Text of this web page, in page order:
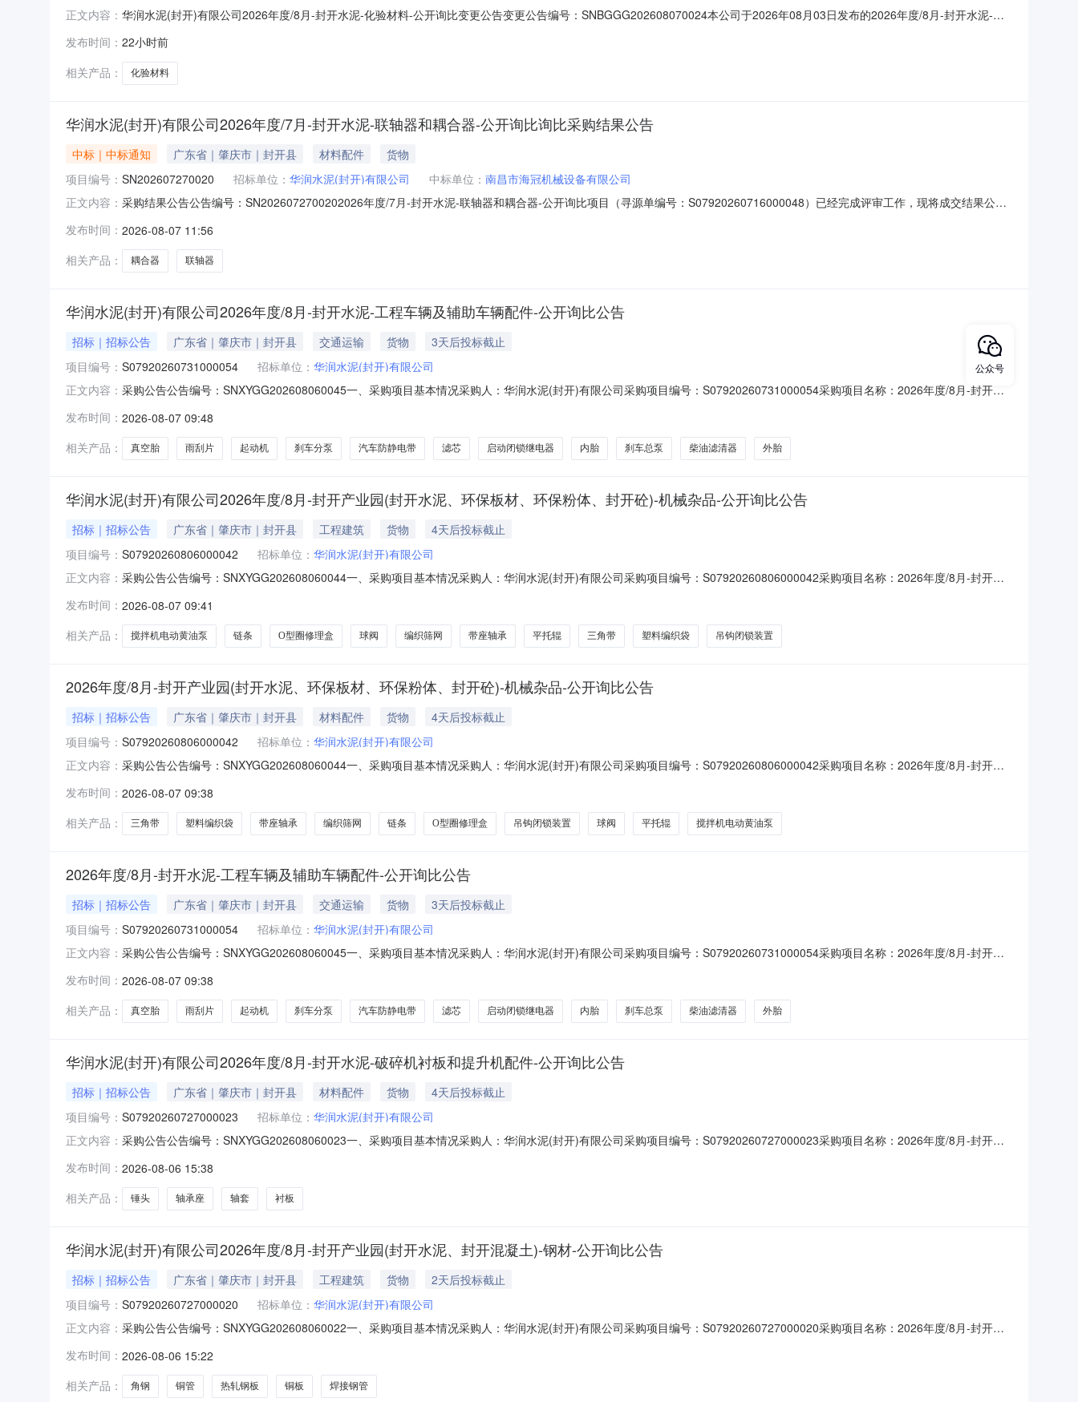
正文内容： 华润水泥(封开)有限公司2026年度/8月-封开水泥-化验材料-公开询比变更公告变更公告编号：SNBGGG202608070024本公司于2026年08月03日发布的2026年度/8月-封开水泥-化
分00秒供应商提问截止时间2026年08月06日17时00分00秒2026年08月11日17时00分00秒除上述变更外，原公告
发布时间： 22小时前
相关产品：
化验材料
华润水泥(封开)有限公司2026年度/7月-封开水泥-联轴器和耦合器-公开询比询比采购结果公告
中标｜中标通知 广东省｜肇庆市｜封开县 材料配件
货物
项目编号： SN202607270020 招标单位： 华润水泥(封开)有限公司 中标单位： 南昌市海冠机械设备有限公司
正文内容： 采购结果公告公告编号：SN2026072700202026年度/7月-封开水泥-联轴器和耦合器-公开询比项目（寻源单编号：S07920260716000048）已经完成评审工作，现将成交结果公告
发布时间： 2026-08-07 11:56
相关产品：
耦合器 联轴器
华润水泥(封开)有限公司2026年度/8月-封开水泥-工程车辆及辅助车辆配件-公开询比公告
招标｜招标公告 广东省｜肇庆市｜封开县 交通运输 货物
3天后投标截止
项目编号： S07920260731000054 招标单位： 华润水泥(封开)有限公司
正文内容： 采购公告公告编号：SNXYGG202608060045一、采购项目基本情况采购人：华润水泥(封开)有限公司采购项目编号：S07920260731000054采购项目名称：2026年度/8月-封开水
（报名单位提供营业执照复印件，营业执照在有效期内）2.廉洁合规承诺:参加采购项目供应商必须签署并遵守《廉洁合规承诺书》。3.报名单位质量及服务承诺:供货物资为投标
发布时间： 2026-08-07 09:48
相关产品：
真空胎 雨刮片 起动机 刹车分泵 汽车防静电带 滤芯 启动闭锁继电器 内胎 刹车总泵 柴油滤清器 外胎
华润水泥(封开)有限公司2026年度/8月-封开产业园(封开水泥、环保板材、环保粉体、封开砼)-机械杂品-公开询比公告
招标｜招标公告 广东省｜肇庆市｜封开县 工程建筑 货物
4天后投标截止
项目编号： S07920260806000042 招标单位： 华润水泥(封开)有限公司
正文内容： 采购公告公告编号：SNXYGG202608060044一、采购项目基本情况采购人：华润水泥(封开)有限公司采购项目编号：S07920260806000042采购项目名称：2026年度/8月-封开产
工商部门颁发的有效营业执照（报名单位提供营业执照复印件，营业执照在有效期内）2.廉洁合规承诺:参加采购项目供应商必须签署并遵守《廉洁合规承诺书》。3.报名单位质
发布时间： 2026-08-07 09:41
相关产品：
搅拌机电动黄油泵 链条 O型圈修理盒 球阀 编织筛网 带座轴承 平托辊 三角带 塑料编织袋 吊钩闭锁装置
2026年度/8月-封开产业园(封开水泥、环保板材、环保粉体、封开砼)-机械杂品-公开询比公告
招标｜招标公告 广东省｜肇庆市｜封开县 材料配件 货物
4天后投标截止
项目编号： S07920260806000042 招标单位： 华润水泥(封开)有限公司
正文内容： 采购公告公告编号：SNXYGG202608060044一、采购项目基本情况采购人：华润水泥(封开)有限公司采购项目编号：S07920260806000042采购项目名称：2026年度/8月-封开产
工商部门颁发的有效营业执照（报名单位提供营业执照复印件，营业执照在有效期内）2.廉洁合规承诺:参加采购项目供应商必须签署并遵守《廉洁合规承诺书》。3.报名单位质
发布时间： 2026-08-07 09:38
相关产品：
三角带 塑料编织袋 带座轴承 编织筛网 链条 O型圈修理盒 吊钩闭锁装置 球阀 平托辊 搅拌机电动黄油泵
2026年度/8月-封开水泥-工程车辆及辅助车辆配件-公开询比公告
招标｜招标公告 广东省｜肇庆市｜封开县 交通运输 货物
3天后投标截止
项目编号： S07920260731000054 招标单位： 华润水泥(封开)有限公司
正文内容： 采购公告公告编号：SNXYGG202608060045一、采购项目基本情况采购人：华润水泥(封开)有限公司采购项目编号：S07920260731000054采购项目名称：2026年度/8月-封开水
（报名单位提供营业执照复印件，营业执照在有效期内）2.廉洁合规承诺:参加采购项目供应商必须签署并遵守《廉洁合规承诺书》。3.报名单位质量及服务承诺:供货物资为投标
发布时间： 2026-08-07 09:38
相关产品：
真空胎 雨刮片 起动机 刹车分泵 汽车防静电带 滤芯 启动闭锁继电器 内胎 刹车总泵 柴油滤清器 外胎
华润水泥(封开)有限公司2026年度/8月-封开水泥-破碎机衬板和提升机配件-公开询比公告
招标｜招标公告 广东省｜肇庆市｜封开县 材料配件 货物
4天后投标截止
项目编号： S07920260727000023 招标单位： 华润水泥(封开)有限公司
正文内容： 采购公告公告编号：SNXYGG202608060023一、采购项目基本情况采购人：华润水泥(封开)有限公司采购项目编号：S07920260727000023采购项目名称：2026年度/8月-封开水
（报名单位提供营业执照复印件，营业执照在有效期内）2.廉洁合规承诺:参加采购项目供应商必须签署并遵守《廉洁合规承诺书》。3.报名单位质量及服务承诺:供货物资为投标
发布时间： 2026-08-06 15:38
相关产品：
锤头 轴承座 轴套 衬板
华润水泥(封开)有限公司2026年度/8月-封开产业园(封开水泥、封开混凝土)-钢材-公开询比公告
招标｜招标公告 广东省｜肇庆市｜封开县 工程建筑 货物
2天后投标截止
项目编号： S07920260727000020 招标单位： 华润水泥(封开)有限公司
正文内容： 采购公告公告编号：SNXYGG202608060022一、采购项目基本情况采购人：华润水泥(封开)有限公司采购项目编号：S07920260727000020采购项目名称：2026年度/8月-封开产
业执照（报名单位提供营业执照复印件，营业执照在有效期内）2.廉洁合规承诺:参加采购项目供应商必须签署并遵守《廉洁合规承诺书》。3.报名单位质量及服务承诺:供货物
发布时间： 2026-08-06 15:22
相关产品：
角钢 铜管 热轧钢板 铜板 焊接钢管
公众号